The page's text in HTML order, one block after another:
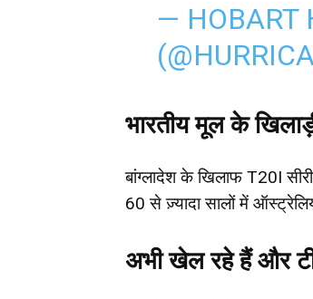
— HOBART
भारतीय मूल के
बांग्लादेश के खिलाफ T20I
60 से ज़्यादा सालों में
अभी खेल रहे हैं और